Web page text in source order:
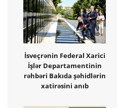
İsveçrənin Federal Xarici
İşlər Departamentinin
rəhbəri Bakıda şəhidlərin
xatirəsini anıb